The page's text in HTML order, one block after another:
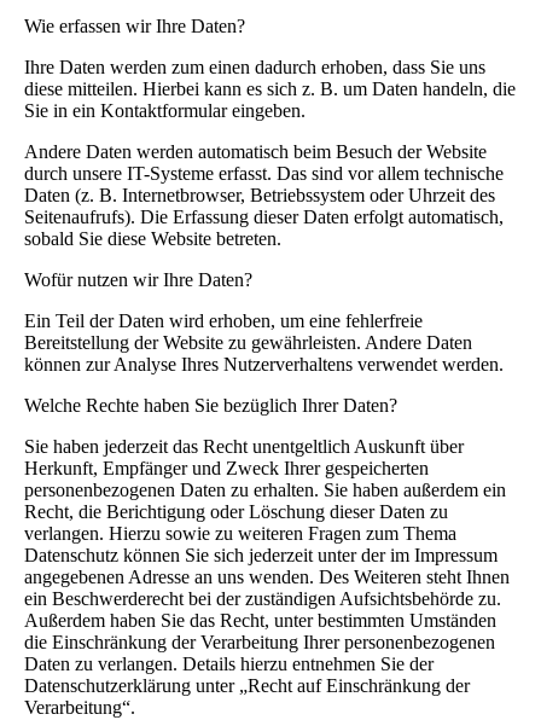
Wie erfassen wir Ihre Daten?
Ihre Daten werden zum einen dadurch erhoben, dass Sie uns
diese mitteilen. Hierbei kann es sich z. B. um Daten handeln, die
Sie in ein Kontaktformular eingeben.
Andere Daten werden automatisch beim Besuch der Website
durch unsere IT-Systeme erfasst. Das sind vor allem technische
Daten (z. B. Internetbrowser, Betriebssystem oder Uhrzeit des
Seitenaufrufs). Die Erfassung dieser Daten erfolgt automatisch,
sobald Sie diese Website betreten.
Wofür nutzen wir Ihre Daten?
Ein Teil der Daten wird erhoben, um eine fehlerfreie
Bereitstellung der Website zu gewährleisten. Andere Daten
können zur Analyse Ihres Nutzerverhaltens verwendet werden.
Welche Rechte haben Sie bezüglich Ihrer Daten?
Sie haben jederzeit das Recht unentgeltlich Auskunft über
Herkunft, Empfänger und Zweck Ihrer gespeicherten
personenbezogenen Daten zu erhalten. Sie haben außerdem ein
Recht, die Berichtigung oder Löschung dieser Daten zu
verlangen. Hierzu sowie zu weiteren Fragen zum Thema
Datenschutz können Sie sich jederzeit unter der im Impressum
angegebenen Adresse an uns wenden. Des Weiteren steht Ihnen
ein Beschwerderecht bei der zuständigen Aufsichtsbehörde zu.
Außerdem haben Sie das Recht, unter bestimmten Umständen
die Einschränkung der Verarbeitung Ihrer personenbezogenen
Daten zu verlangen. Details hierzu entnehmen Sie der
Datenschutzerklärung unter „Recht auf Einschränkung der
Verarbeitung“.